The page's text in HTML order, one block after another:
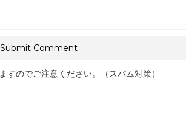
すのでご注意ください。（スパム対策）